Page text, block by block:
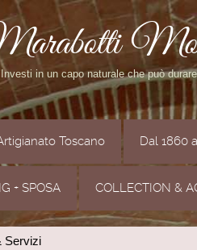
in un capo naturale che può
Toscano Dal 1860
+ SPOSA COLLECTION &
Servizi